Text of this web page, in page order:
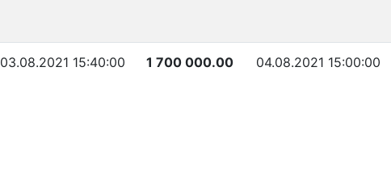
03.08.2021 15:40:00 1 700 000.00 04.08.2021 15:00:00